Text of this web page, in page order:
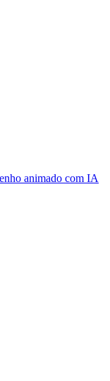
animado com IA